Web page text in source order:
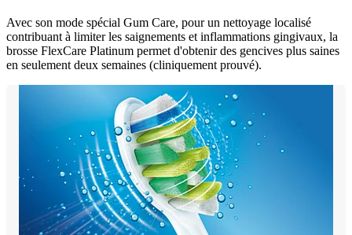
Avec son mode spécial Gum Care, pour un nettoyage localisé
contribuant à limiter les saignements et inflammations gingivaux, la
brosse FlexCare Platinum permet d'obtenir des gencives plus saines
en seulement deux semaines (cliniquement prouvé).